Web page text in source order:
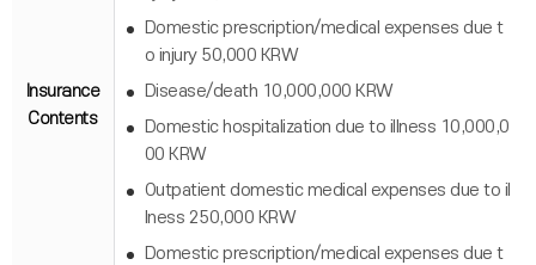
Insurance
Contents
Domestic prescription/medical expenses due t
o injury 50,000 KRW
Disease/death 10,000,000 KRW
Domestic hospitalization due to illness 10,000,0
00 KRW
Outpatient domestic medical expenses due to il
lness 250,000 KRW
Domestic prescription/medical expenses due t